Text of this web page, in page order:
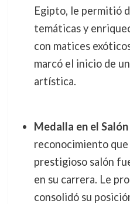
Egipto, le permitió
temáticas y
con matices
marcó el inicio de
artística.
Medalla en el
reconocimiento
prestigioso salón
en su carrera. Le
consolidó su